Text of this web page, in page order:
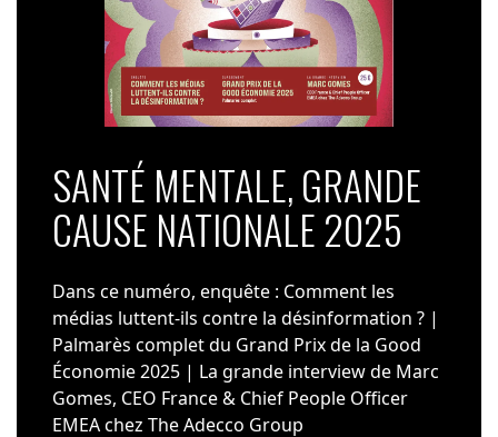
SANTÉ MENTALE, GRANDE
CAUSE NATIONALE 2025
Dans ce numéro, enquête : Comment les
médias luttent-ils contre la désinformation ? |
Palmarès complet du Grand Prix de la Good
Économie 2025 | La grande interview de Marc
Gomes, CEO France & Chief People Officer
EMEA chez The Adecco Group